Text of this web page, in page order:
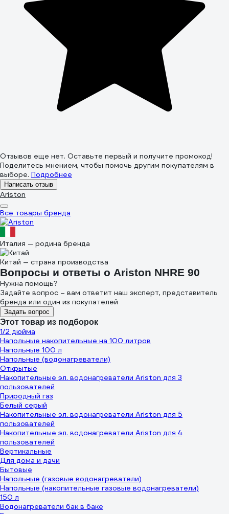
Отзывов еще нет. Оставьте первый и получите промокод!
Поделитесь мнением, чтобы помочь другим покупателям в
выборе. Подробнее
Написать отзыв
Ariston
Все товары бренда
Италия — родина бренда
Китай — страна производства
Вопросы и ответы о Ariston NHRE 90
Нужна помощь?
Задайте вопрос – вам ответит наш эксперт, представитель
бренда или один из покупателей
Задать вопрос
Этот товар из подборок
1/2 дюйма
Напольные накопительные на 100 литров
Напольные 100 л
Напольные (водонагреватели)
Открытые
Накопительные эл. водонагреватели Ariston для 3
пользователей
Природный газ
Белый серый
Накопительные эл. водонагреватели Ariston для 5
пользователей
Накопительные эл. водонагреватели Ariston для 4
пользователей
Вертикальные
Для дома и дачи
Бытовые
Напольные (газовые водонагреватели)
Напольные (накопительные газовые водонагреватели)
150 л
Водонагреватели бак в баке